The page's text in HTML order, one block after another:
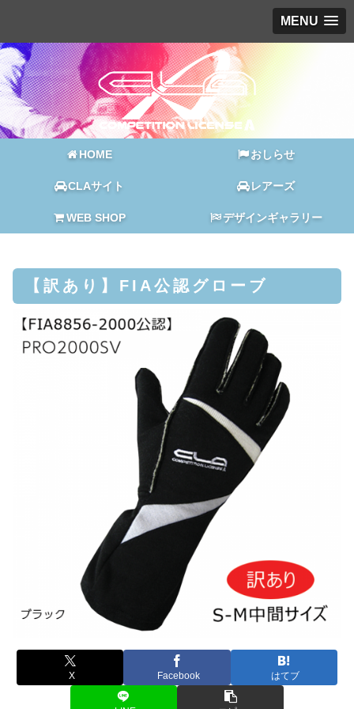
MENU
HOME おしらせ
CLAサイト レアーズ
WEB SHOP デザインギャラリー
【訳あり】FIA公認グローブ
X Facebook はてブ